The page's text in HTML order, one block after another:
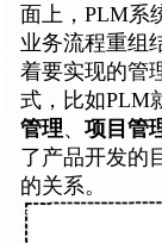
面上，PLM系
业务流程重组
着要实现的管
式，比如PLM
管理、 项目管
了产品开发的
的关系。